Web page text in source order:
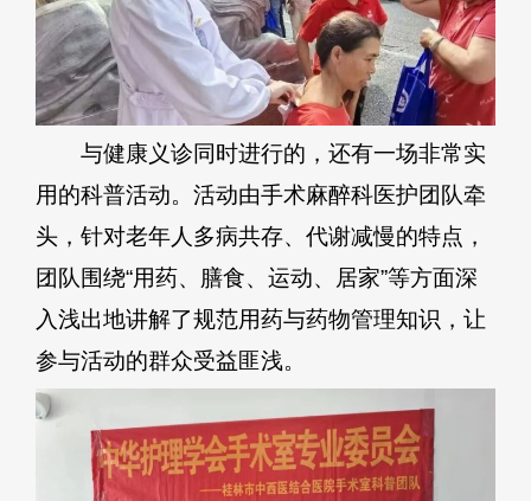
与健康义诊同时进行的，还有一场非常实
用的科普活动。活动由手术麻醉科医护团队牵
头，针对老年人多病共存、代谢减慢的特点，
团队围绕“用药、膳食、运动、居家”等方面深
入浅出地讲解了规范用药与药物管理知识，让
参与活动的群众受益匪浅。